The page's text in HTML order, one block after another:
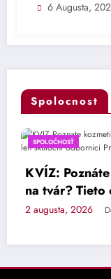
Názory
6 Augusta,
Spolocnost
SPOLOČNOSŤ
Poznáte
tvár? Tieto
–
augusta, 2026 Dominik